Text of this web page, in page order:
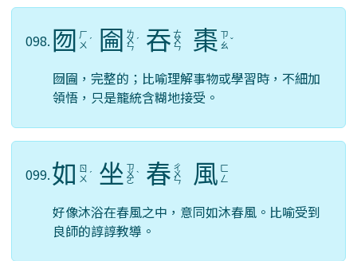
098. 囫
ㄏ
ㄨ ˊ 圇 ㄌ
ㄨ
ㄣ
ˊ 吞 ㄊ
ㄨ
ㄣ 棗 ㄗ
ㄠ ˇ
囫圇，完整的；比喻理解事物或學習時，不細加
領悟，只是籠統含糊地接受。
099.如 ㄖ
ㄨ ˊ 坐 ㄗ
ㄨ
ㄛ
ˋ 春 ㄔ
ㄨ
ㄣ 風 ㄈ
ㄥ
好像沐浴在春風之中，意同如沐春風。比喻受到
良師的諄諄教導。